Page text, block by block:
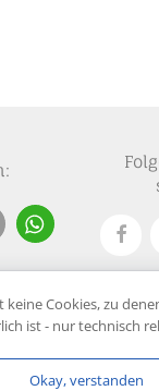
Cookies, zu
ist - nur technisch
Okay, verstanden